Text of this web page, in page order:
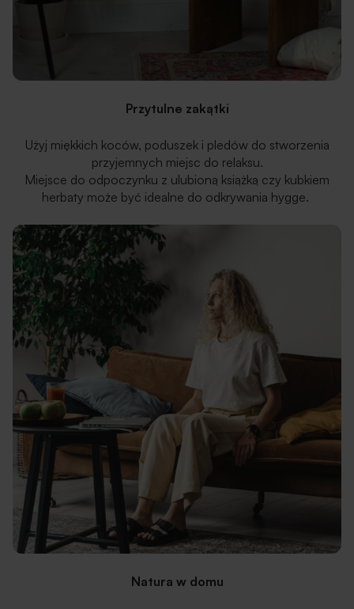
Przytulne zakątki
Użyj miękkich koców, poduszek i pledów do stworzenia
przyjemnych miejsc do relaksu.
Miejsce do odpoczynku z ulubioną książką czy kubkiem
herbaty może być idealne do odkrywania hygge.
Natura w domu